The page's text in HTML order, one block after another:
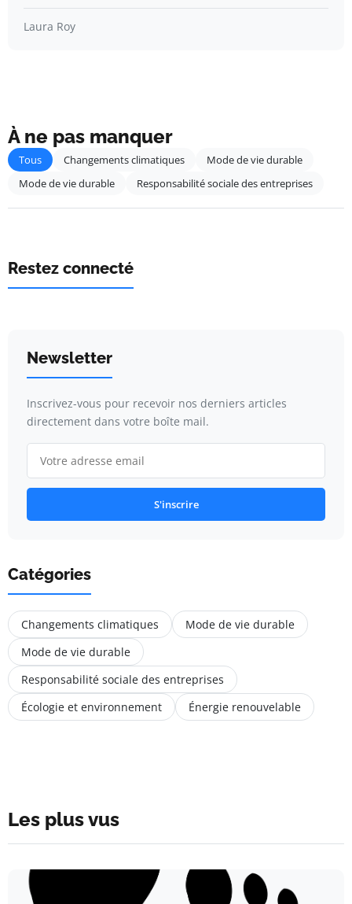
Laura Roy
À ne pas manquer
Tous Changements climatiques
Mode de vie durable
Mode de vie durable
Responsabilité sociale des entreprises
Restez connecté
Newsletter
Inscrivez-vous pour recevoir nos derniers articles
directement dans votre boîte mail.
S'inscrire
Catégories
Changements climatiques
Mode de vie durable
Mode de vie durable
Responsabilité sociale des entreprises
Écologie et environnement
Énergie renouvelable
Les plus vus